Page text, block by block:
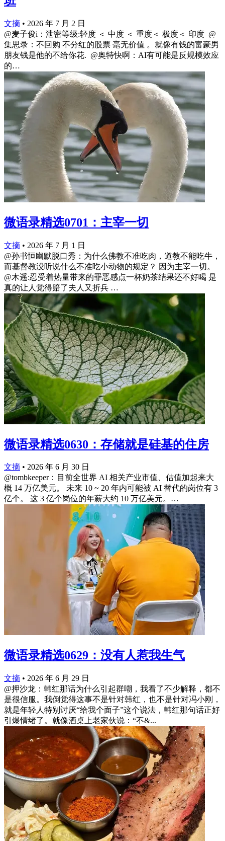
文摘 • 2026 年 7 月 2 日
@麦子俊i：泄密等级:轻度 ＜ 中度 ＜ 重度＜ 极度＜ 印度 ​​​ @
集思录：不回购 不分红的股票 毫无价值 。就像有钱的富豪男
朋友钱是他的不给你花. ​​​ @奥特快啊：AI有可能是反规模效应
的…
微语录精选0701：主宰一切
文摘 • 2026 年 7 月 1 日
@孙书恒幽默脱口秀：为什么佛教不准吃肉，道教不能吃牛，
而基督教没听说什么不准吃小动物的规定？ 因为主宰一切。
@木遥:忍受着热量带来的罪恶感点一杯奶茶结果还不好喝 是
真的让人觉得赔了夫人又折兵 ​​​…
微语录精选0630：存储就是硅基的住房
文摘 • 2026 年 6 月 30 日
@tombkeeper：目前全世界 AI 相关产业市值、估值加起来大
概 14 万亿美元。 未来 10 ~ 20 年内可能被 AI 替代的岗位有 3
亿个。 这 3 亿个岗位的年薪大约 10 万亿美元。…
微语录精选0629：没有人惹我生气
文摘 • 2026 年 6 月 29 日
@押沙龙：韩红那话为什么引起群嘲，我看了不少解释，都不
是很信服。我倒觉得这事不是针对韩红，也不是针对冯小刚，
就是年轻人特别讨厌“给我个面子”这个说法，韩红那句话正好
引爆情绪了。就像酒桌上老家伙说：“不&...